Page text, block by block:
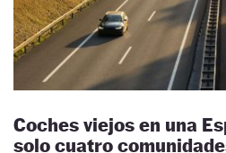
Coches viejos en una
solo cuatro